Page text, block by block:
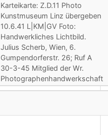
Karteikarte: Z.D.11 Photo
Kunstmuseum Linz übergeben
10.6.41 L|KM|GV Foto:
Handwerkliches Lichtbild.
Julius Scherb, Wien, 6.
Gumpendorferstr. 26; Ruf A
30-3-45 Mitglied der Wr.
Photographenhandwerkschaft